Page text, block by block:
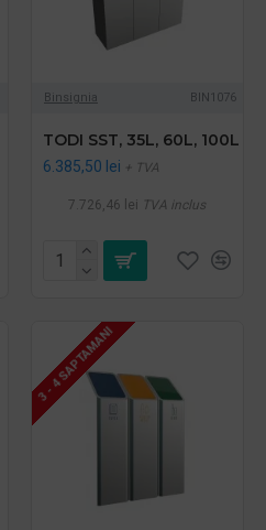
Binsignia BIN1076
TODI SST, 35L, 60L, 100L
6.385,50 lei + TVA
7.726,46 lei TVA inclus
3 - 4 SAPTAMANI